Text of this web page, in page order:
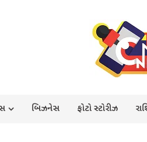
બિઝનેસ ફોટો સ્ટોરીઝ